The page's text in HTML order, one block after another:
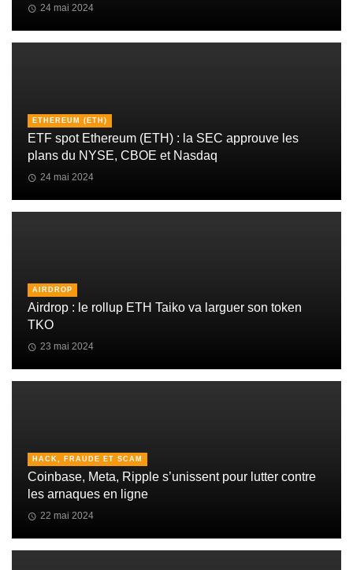
24 mai 2024
ETHEREUM (ETH)
ETF spot Ethereum (ETH) : la SEC approuve les
plans du NYSE, CBOE et Nasdaq
24 mai 2024
AIRDROP
Airdrop : le rollup ETH Taiko va larguer son token
TKO
23 mai 2024
HACK, FRAUDE ET SCAM
Coinbase, Meta, Ripple s’unissent pour lutter contre
les arnaques en ligne
22 mai 2024